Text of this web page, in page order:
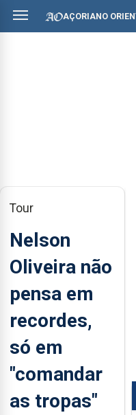
AÇORIANO
Tour
Nelson
Oliveira não
pensa em
recordes,
só em
"comandar
as tropas"